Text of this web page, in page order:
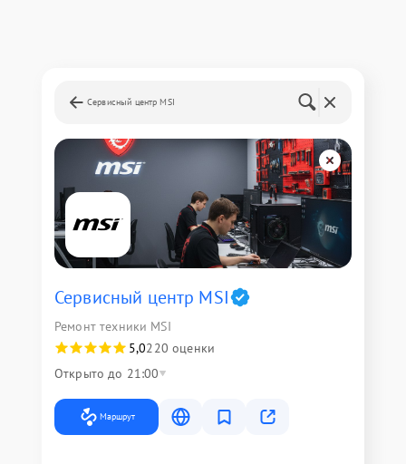
Сервисный центр MSI
Сервисный центр MSI
Ремонт техники MSI
5,0220 оценки
Открыто до 21:00
Маршрут